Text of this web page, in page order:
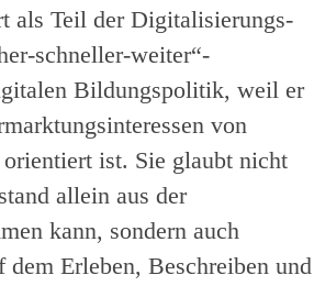
als Teil der Digitalisierungs-
schneller-weiter“-
Bildungspolitik, weil er
von
ist. Sie glaubt nicht
allein aus der
kann, sondern auch
dem Erleben, Beschreiben und